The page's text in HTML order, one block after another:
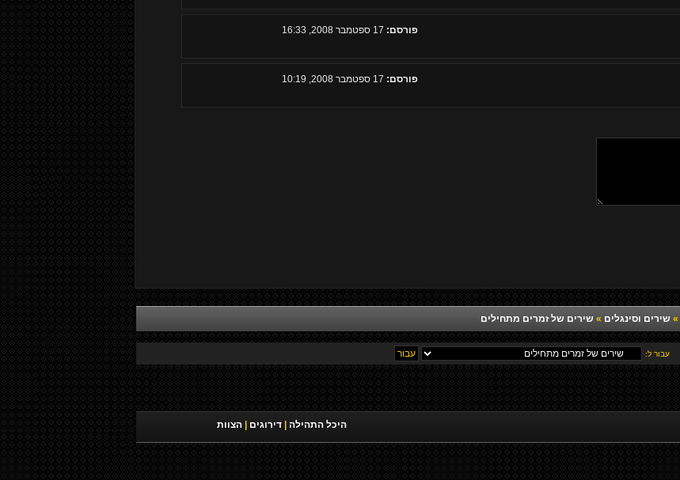
פורסם:
פורסם:
» שירים וסינגלים » שירים של זמרים מתחילים
עבור ל:
היכל התהילה דירוגים הצוות